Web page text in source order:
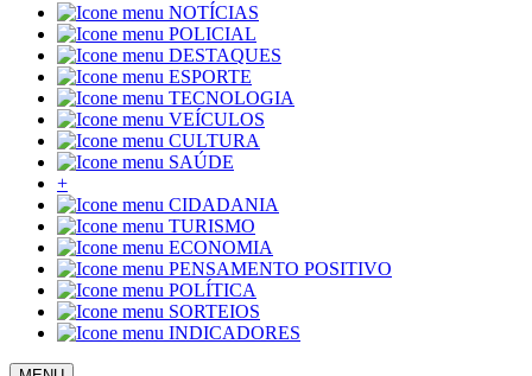
NOTÍCIAS
POLICIAL
DESTAQUES
ESPORTE
TECNOLOGIA
VEÍCULOS
CULTURA
SAÚDE
+
CIDADANIA
TURISMO
ECONOMIA
PENSAMENTO POSITIVO
POLÍTICA
SORTEIOS
INDICADORES